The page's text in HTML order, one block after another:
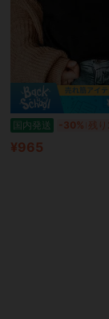
国内発送 -30% 残り
¥965